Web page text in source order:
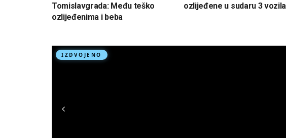
Tomislavgrada: Među teško
ozlijeđenima i beba
ozlijeđene u sudaru 3 vozila